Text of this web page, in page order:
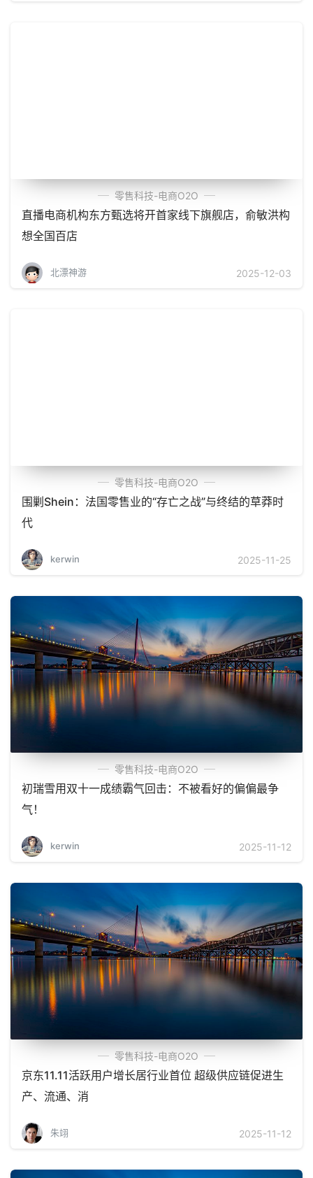
零售科技-电商O2O
直播电商机构东方甄选将开首家线下旗舰店，俞敏洪构
想全国百店
北漂神游 2025-12-03
零售科技-电商O2O
围剿Shein：法国零售业的“存亡之战”与终结的草莽时
代
kerwin 2025-11-25
零售科技-电商O2O
初瑞雪用双十一成绩霸气回击：不被看好的偏偏最争
气！
kerwin 2025-11-12
零售科技-电商O2O
京东11.11活跃用户增长居行业首位 超级供应链促进生
产、流通、消
朱翊 2025-11-12